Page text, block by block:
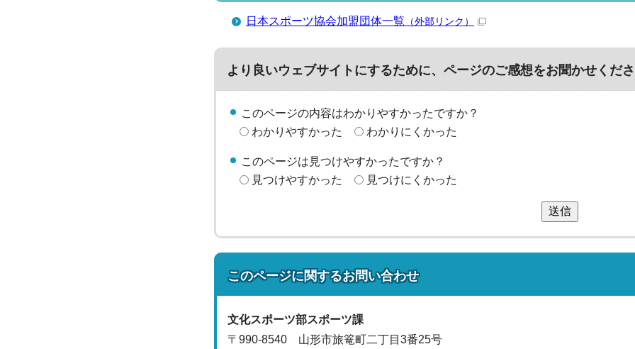
日本スポーツ協会加盟団体一覧 （外部リンク）
より良いウェブサイトにするために、ページのご感想をお聞かせくだ
このページの内容はわかりやすかったですか？
わかりやすかった
わかりにくかった
このページは見つけやすかったですか？
見つけやすかった
見つけにくかった
送信
このページに関するお問い合わせ
文化スポーツ部スポーツ課
〒990-8540 山形市旅篭町二丁目3番25号